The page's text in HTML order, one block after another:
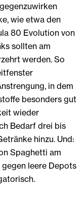
wie etwa den
80 Evolution von
sollten am
werden. So
in dem
besonders gut
wieder
Bedarf drei bis
hinzu. Und:
Spaghetti am
leere Depots